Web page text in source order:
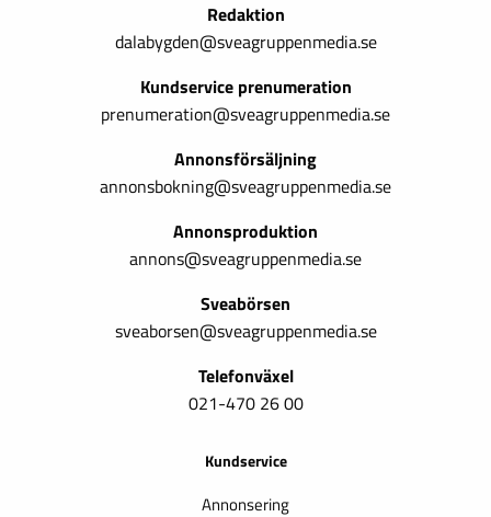
Redaktion
dalabygden@sveagruppenmedia.se
Kundservice prenumeration
prenumeration@sveagruppenmedia.se
Annonsförsäljning
annonsbokning@sveagruppenmedia.se
Annonsproduktion
annons@sveagruppenmedia.se
Sveabörsen
sveaborsen@sveagruppenmedia.se
Telefonväxel
021-470 26 00
Kundservice
Annonsering